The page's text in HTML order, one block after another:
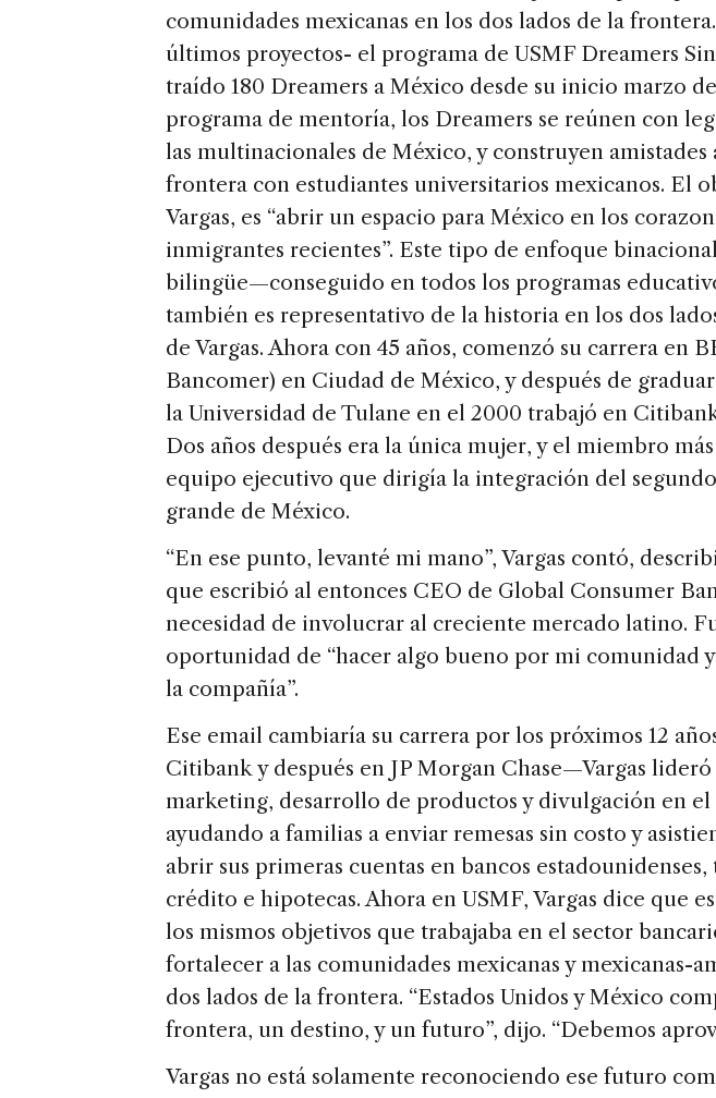
ecomunidades mexicanas en los dos lados de la
últimos proyectos- el programa de USMF Dreamers
traído 180 Dreamers a México desde su inicio marzo
programa de mentoría, los Dreamers se reúnen con
las multinacionales de México, y construyen amistades
frontera con estudiantes universitarios mexicanos. El
Vargas, es “abrir un espacio para México en los
inmigrantes recientes”. Este tipo de enfoque
bilingüe—conseguido en todos los programas
también es representativo de la historia en los dos
de Vargas. Ahora con 45 años, comenzó su carrera en
Bancomer) en Ciudad de México, y después de
la Universidad de Tulane en el 2000 trabajó en
Dos años después era la única mujer, y el miembro
equipo ejecutivo que dirigía la integración del
grande de México.
“En ese punto, levanté mi mano”, Vargas contó,
que escribió al entonces CEO de Global Consumer
necesidad de involucrar al creciente mercado latino.
oportunidad de “hacer algo bueno por mi comunidad
la compañía”.
Ese email cambiaría su carrera por los próximos 12
Citibank y después en JP Morgan Chase—Vargas
marketing, desarrollo de productos y divulgación en
ayudando a familias a enviar remesas sin costo y
abrir sus primeras cuentas en bancos estadounidenses,
crédito e hipotecas. Ahora en USMF, Vargas dice que
los mismos objetivos que trabajaba en el sector
fortalecer a las comunidades mexicanas y mexicanas-
dos lados de la frontera. “Estados Unidos y México
frontera, un destino, y un futuro”, dijo. “Debemos
Vargas no está solamente reconociendo ese futuro